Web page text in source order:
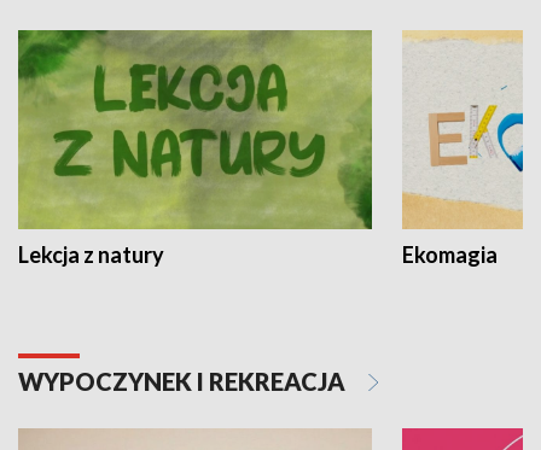
Lekcja z natury Ekomagia
WYPOCZYNEK I REKREACJA